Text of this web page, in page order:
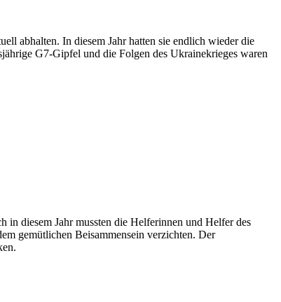
abhalten. In diesem Jahr hatten sie endlich wieder die
G7-Gipfel und die Folgen des Ukrainekrieges waren
in diesem Jahr mussten die Helferinnen und Helfer des
gemütlichen Beisammensein verzichten. Der